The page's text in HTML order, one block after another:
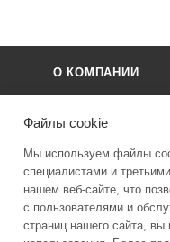
О КОМПАНИИ
Файлы cookie
Мы используем файлы
специалистами и
нашем веб-сайте, что
с пользователями и
страниц нашего сайта, вы